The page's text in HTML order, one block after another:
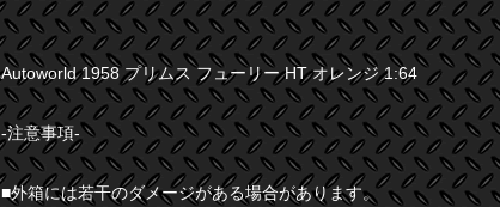
Autoworld 1958 プリムス フューリー HT オレンジ 1:64
-注意事項-
■外箱には若干のダメージがある場合があります。